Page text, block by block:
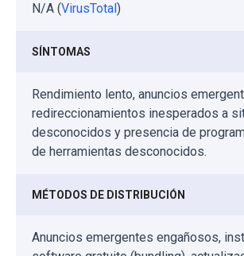
N/A (VirusTotal )
SÍNTOMAS
Rendimiento lento, anuncios
redireccionamientos inesperados a
desconocidos y presencia de
de herramientas desconocidos.
MÉTODOS DE DISTRIBUCIÓN
Anuncios emergentes engañosos,